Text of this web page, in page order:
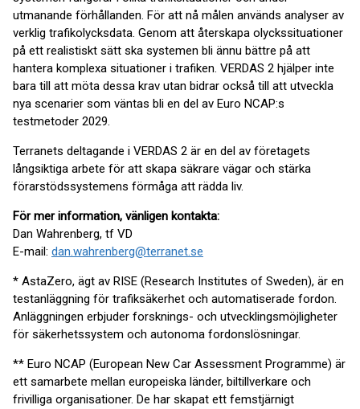
utmanande förhållanden. För att nå målen används analyser av
verklig trafikolycksdata. Genom att återskapa olyckssituationer
på ett realistiskt sätt ska systemen bli ännu bättre på att
hantera komplexa situationer i trafiken. VERDAS 2 hjälper inte
bara till att möta dessa krav utan bidrar också till att utveckla
nya scenarier som väntas bli en del av Euro NCAP:s
testmetoder 2029.
Terranets deltagande i VERDAS 2 är en del av företagets
långsiktiga arbete för att skapa säkrare vägar och stärka
förarstödssystemens förmåga att rädda liv.
För mer information, vänligen kontakta:
Dan Wahrenberg, tf VD
E-mail: dan.wahrenberg@terranet.se
* AstaZero, ägt av RISE (Research Institutes of Sweden), är en
testanläggning för trafiksäkerhet och automatiserade fordon.
Anläggningen erbjuder forsknings- och utvecklingsmöjligheter
för säkerhetssystem och autonoma fordonslösningar.
** Euro NCAP (European New Car Assessment Programme) är
ett samarbete mellan europeiska länder, biltillverkare och
frivilliga organisationer. De har skapat ett femstjärnigt